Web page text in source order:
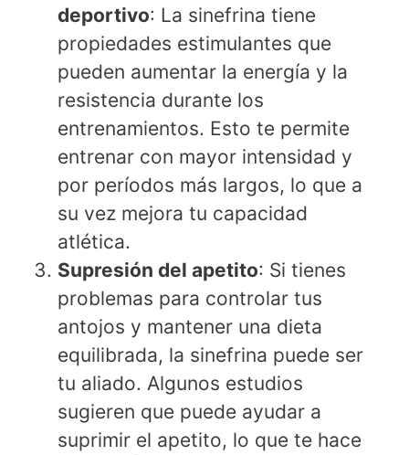
deportivo: La sinefrina tiene
propiedades estimulantes que
pueden aumentar la energía y la
resistencia durante los
entrenamientos. Esto te permite
entrenar con mayor intensidad y
por períodos más largos, lo que a
su vez mejora tu capacidad
atlética.
Supresión del apetito: Si tienes
problemas para controlar tus
antojos y mantener una dieta
equilibrada, la sinefrina puede ser
tu aliado. Algunos estudios
sugieren que puede ayudar a
suprimir el apetito, lo que te hace